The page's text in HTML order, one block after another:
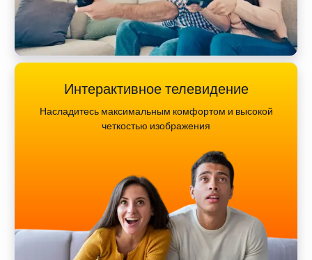
Интерактивное телевидение
Насладитесь максимальным комфортом и высокой
четкостью изображения